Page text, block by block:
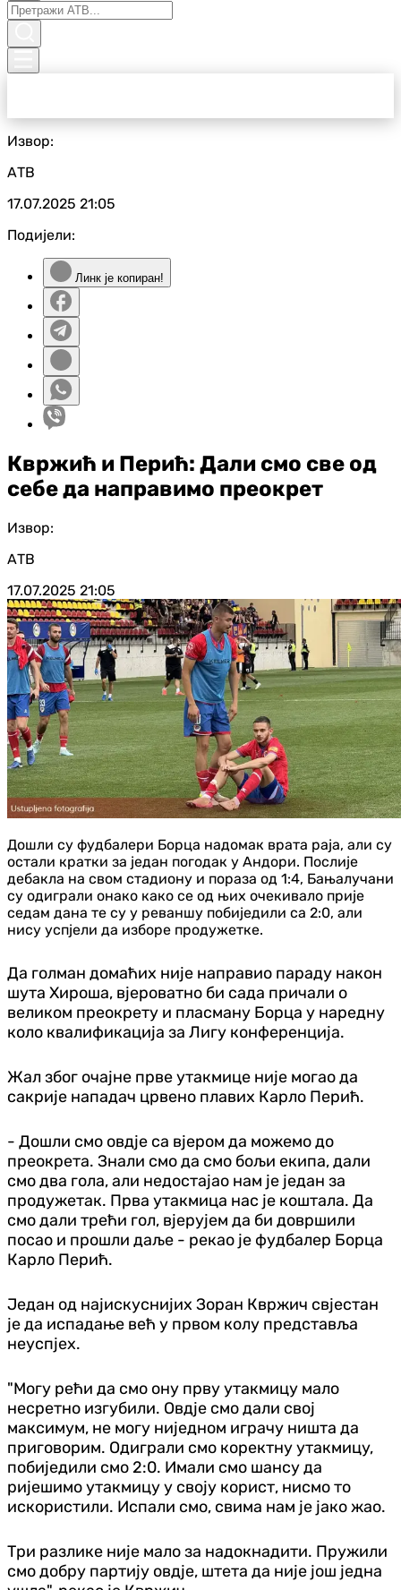
Извор:
АТВ
17.07.2025 21:05
Подијели:
Линк је копиран!
Квржић и Перић: Дали смо све од
себе да направимо преокрет
Извор:
АТВ
17.07.2025 21:05
Дошли су фудбалери Борца надомак врата раја, али су
остали кратки за један погодак у Андори. Послије
дебакла на свом стадиону и пораза од 1:4, Бањалучани
су одиграли онако како се од њих очекивало прије
седам дана те су у реваншу побиједили са 2:0, али
нису успјели да изборе продужетке.
Да голман домаћих није направио параду након
шута Хироша, вјероватно би сада причали о
великом преокрету и пласману Борца у наредну
коло квалификација за Лигу конференција.
Жал због очајне прве утакмице није могао да
сакрије нападач црвено плавих Карло Перић.
- Дошли смо овдје са вјером да можемо до
преокрета. Знали смо да смо бољи екипа, дали
смо два гола, али недостајао нам је један за
продужетак. Прва утакмица нас је коштала. Да
смо дали трећи гол, вјерујем да би довршили
посао и прошли даље - рекао је фудбалер Борца
Карло Перић.
Један од најискуснијих Зоран Квржич свјестан
је да испадање већ у првом колу представља
неуспјех.
"Могу рећи да смо ону прву утакмицу мало
несретно изгубили. Овдје смо дали свој
максимум, не могу ниједном играчу ништа да
приговорим. Одиграли смо коректну утакмицу,
побиједили смо 2:0. Имали смо шансу да
ријешимо утакмицу у своју корист, нисмо то
искористили. Испали смо, свима нам је јако жао.
Три разлике није мало за надокнадити. Пружили
смо добру партију овдје, штета да није још једна